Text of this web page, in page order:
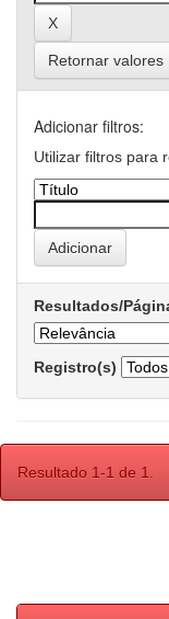
Retornar valores
Adicionar filtros:
Utilizar filtros para
Resultados/
Registro(s)
Resultado 1-1 de 1.